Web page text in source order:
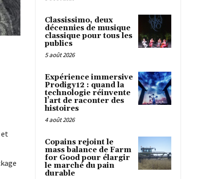
et
Classissimo, deux
décennies de musique
classique pour tous les
publics
5 août 2026
Expérience immersive
Prodigy12 : quand la
technologie réinvente
l’art de raconter des
histoires
4 août 2026
Copains rejoint le
mass balance de Farm
for Good pour élargir
le marché du pain
durable